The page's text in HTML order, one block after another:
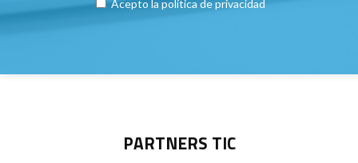
Acepto la política de privacidad
PARTNERS TIC